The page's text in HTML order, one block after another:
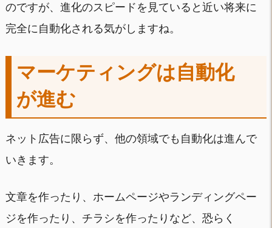
のですが、進化のスピードを見ていると近い将来に
完全に自動化される気がしますね。
マーケティングは自動化
が進む
ネット広告に限らず、他の領域でも自動化は進んで
いきます。
文章を作ったり、ホームページやランディングペー
ジを作ったり、チラシを作ったりなど、恐らく